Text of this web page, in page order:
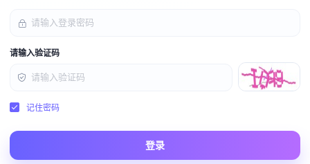
请输入验证码
记住密码
登录